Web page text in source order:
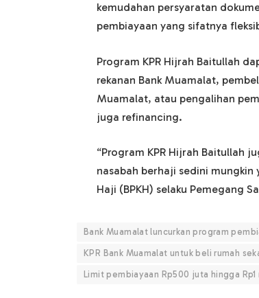
kemudahan persyaratan
pembiayaan yang sifatnya
Program KPR Hijrah Baitullah
rekanan Bank Muamalat,
Muamalat, atau pengalihan
juga refinancing.
“Program KPR Hijrah Baitullah
nasabah berhaji sedini
Haji (BPKH) selaku Pemegang
Bank Muamalat luncurkan program
KPR Bank Muamalat untuk beli rumah
Limit pembiayaan Rp500 juta hingga